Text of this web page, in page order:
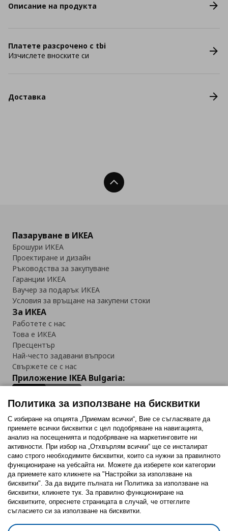
Описание на продукта
Платете разсрочено с tbi
Изчислете вноските си
Доставка
Нагоре
Пазаруване в ИКЕА
Брошури ИКЕА
Проектиране и дизайн
Ръководства за закупуване
Гаранции ИКЕА
Ваучер за подарък ИКЕА
Условия за връщане на закупени стоки
За ИКЕА
Работете с нас
Това е ИКЕА
Пресцентър
Най-често задавани въпроси
Свържете се с нас
Приложение IKEA Bulgaria:
Последвайте ни:
FacebookTwitterYoutubePinterestInstagram
Политика за използване на бисквитки (Cookies)
Избор на настройки за използване на бисквитки
Политика за използване на бисквитки
С избиране на опцията „Приемам всички“, Вие се съгласявате да
приемете всички бисквитки с цел подобряване на навигацията,
анализ на посещенията и подобряване на маркетинговите ни
активности. При избор на „Отхвърлям всички“ ще се инсталират
само строго необходимитe бисквитки, които са нужни за правилното
функциониране на уебсайта ни. Можете да изберете кои категории
да приемете като кликнете на "Настройки за използване на
бисквитки". За да видите пълната ни Политика за използване на
бисквитки, кликнете тук. За правилно функциониране на
бисквитките, опреснете страницата в случай, че оттеглите
съгласието си за използване на бисквитки.